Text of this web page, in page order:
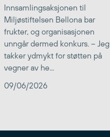
Innsamlingsaksjonen til
Miljøstiftelsen Bellona bar
frukter, og organisasjonen
unngår dermed konkurs. – Jeg
takker ydmykt for støtten på
vegner av he...
09/06/2026